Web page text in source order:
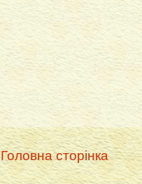
Головна сторінка